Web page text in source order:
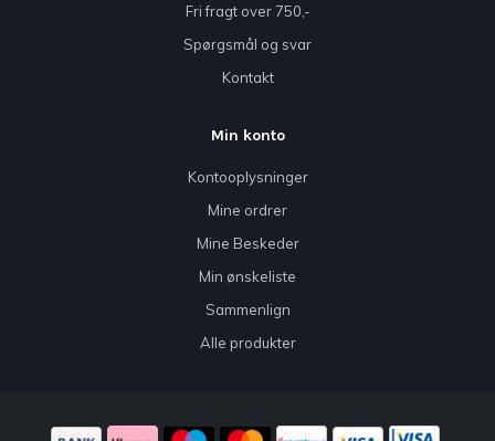
Fri fragt over 750,-
Spørgsmål og svar
Kontakt
Min konto
Kontooplysninger
Mine ordrer
Mine Beskeder
Min ønskeliste
Sammenlign
Alle produkter